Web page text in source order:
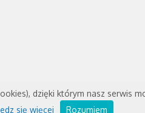
dzięki którym nasz serwis
się więcej Rozumiem